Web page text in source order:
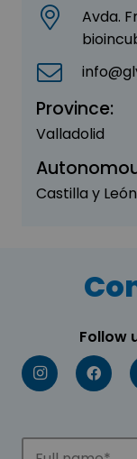
Avda.
Province:
Valladolid
Castilla y León
Follow